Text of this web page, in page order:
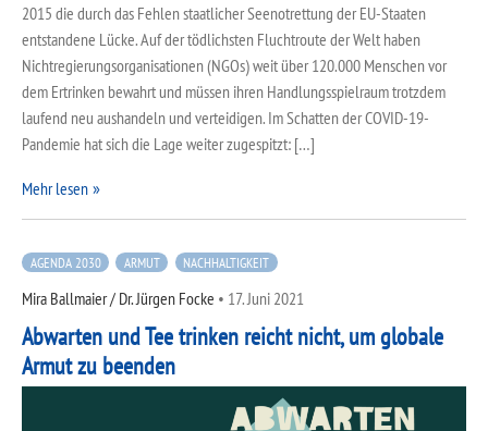
2015 die durch das Fehlen staatlicher Seenotrettung der EU-Staaten
entstandene Lücke. Auf der tödlichsten Fluchtroute der Welt haben
Nichtregierungsorganisationen (NGOs) weit über 120.000 Menschen vor
dem Ertrinken bewahrt und müssen ihren Handlungsspielraum trotzdem
laufend neu aushandeln und verteidigen. Im Schatten der COVID-19-
Pandemie hat sich die Lage weiter zugespitzt: […]
Mehr lesen
AGENDA 2030 ARMUT NACHHALTIGKEIT
Mira Ballmaier / Dr. Jürgen Focke • 17. Juni 2021
Abwarten und Tee trinken reicht nicht, um globale
Armut zu beenden